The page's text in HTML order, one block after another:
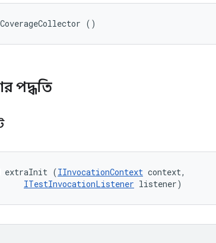
()
পদ্ধতি
extraInit (IInvocationContext context,
ITestInvocationListener listener)